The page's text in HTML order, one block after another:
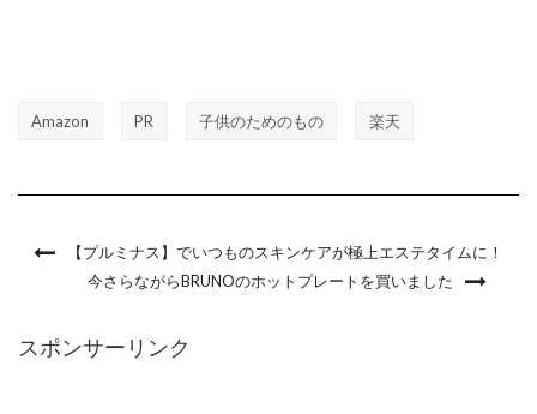
Amazon PR 子供のためのもの 楽天
【プルミナス】でいつものスキンケアが極上エステタイムに！
今さらながらBRUNOのホットプレートを買いました
スポンサーリンク